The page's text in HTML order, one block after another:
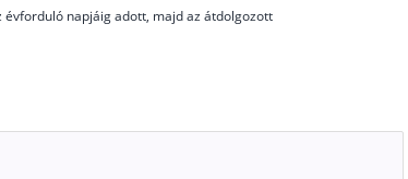
napjáig adott, majd az átdolgozott